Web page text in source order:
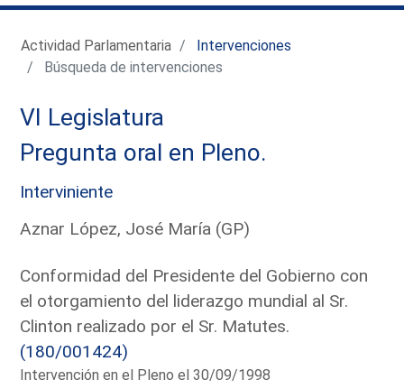
Actividad Parlamentaria
Intervenciones
Búsqueda de intervenciones
VI Legislatura
Pregunta oral en Pleno.
Interviniente
Aznar López, José María (GP)
Conformidad del Presidente del Gobierno con
el otorgamiento del liderazgo mundial al Sr.
Clinton realizado por el Sr. Matutes.
(180/001424)
Intervención en el Pleno el 30/09/1998